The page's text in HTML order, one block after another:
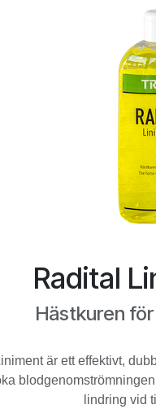
Radital
Hästkuren
är ett effektivt,
lindring vid